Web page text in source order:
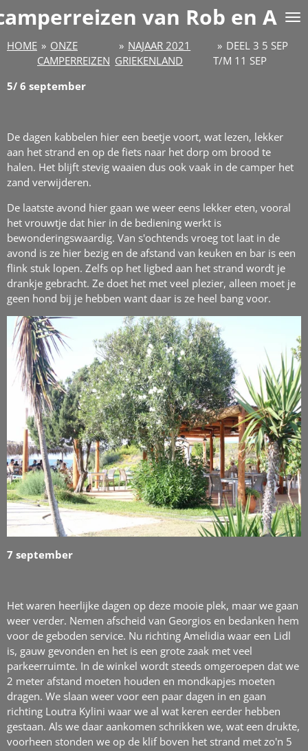
Ga
direct
naar
van Rob en
HOME » ONZE
CAMPERREIZEN
» NAJAAR 2021
GRIEKENLAND
» DEEL 3 5 SEP
T/M 11 SEP
5/ 6 september
De dagen kabbelen hier een beetje voort, wat lezen, lekker
aan het strand en op de fiets naar het dorp om brood te
halen. Het blijft stevig waaien dus ook vaak in de camper het
zand verwijderen.
De laatste avond hier gaan we weer eens lekker eten, vooral
het vrouwtje dat hier in de bediening werkt is
bewonderingswaardig. Van s'ochtends vroeg tot laat in de
avond is ze hier bezig en de afstand van keuken en bar is een
flink stuk lopen. Zelfs op het ligbed aan het strand wordt je
drankje gebracht. Ze doet het met veel plezier, alleen moet je
geen hond bij je hebben want daar is ze heel bang voor.
7 september
Het waren heerlijke dagen op deze mooie plek, maar we gaan
weer verder. Nemen afscheid van Georgios en bedanken hem
voor de geboden service. Nu richting Amelidia waar een Lidl
is, gauw gevonden en het is een grote zaak met veel
parkeerruimte. In de winkel wordt steeds omgeroepen dat we
2 meter afstand moeten houden en mondkapjes moeten
dragen. We slaan weer voor een paar dagen in en gaan
richting Loutra Kylini waar we al wat keren eerder hebben
gestaan. Als we daar aankomen schrikken we, wat een drukte,
voorheen stonden we op de klif boven het strand met zo'n 5